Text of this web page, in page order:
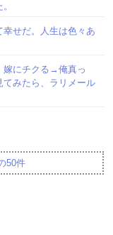
せだ。人生は色々あ
嫁にチクる→俺真っ
てみたら、ラリメール
50件